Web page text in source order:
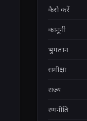
कैसे करें
कानूनी
भुगतान
समीक्षा
राज्य
रणनीति